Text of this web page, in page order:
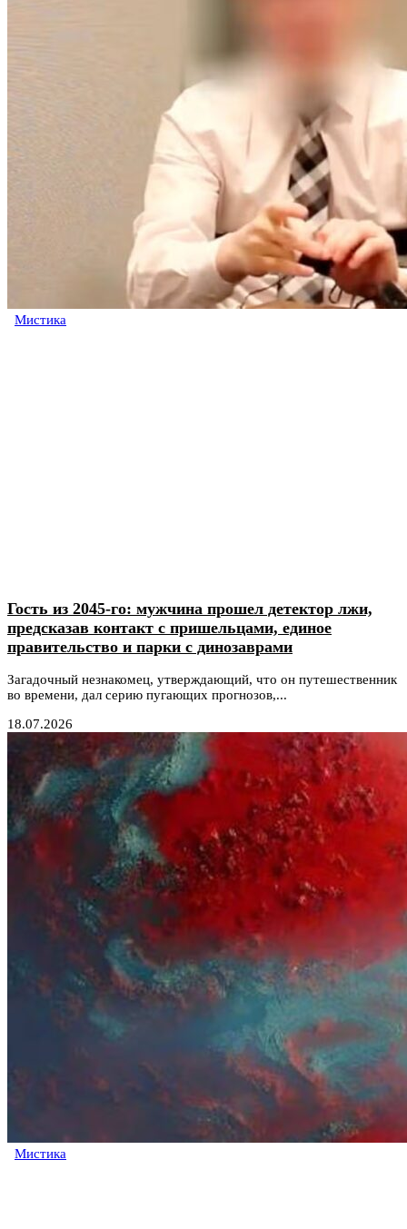
Мистика
Гость из 2045-го: мужчина прошел детектор лжи,
предсказав контакт с пришельцами, единое
правительство и парки с динозаврами
Загадочный незнакомец, утверждающий, что он путешественник
во времени, дал серию пугающих прогнозов,...
18.07.2026
Мистика